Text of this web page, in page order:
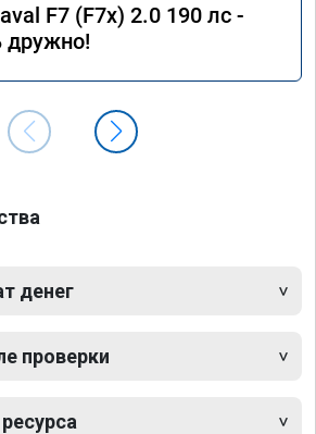
F7 (F7x) 2.0 190 лс -
дружно!
денег
проверки